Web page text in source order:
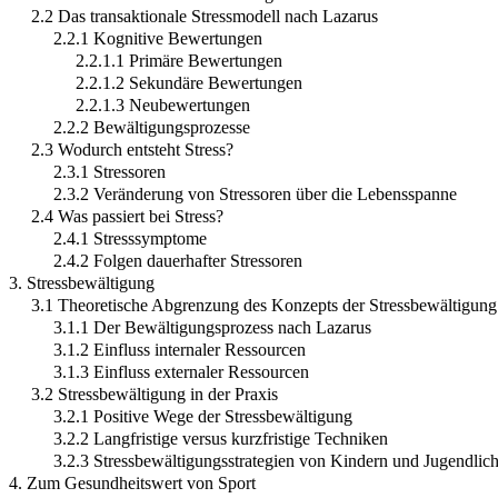
2.2 Das transaktionale Stressmodell nach Lazarus
2.2.1 Kognitive Bewertungen
2.2.1.1 Primäre Bewertungen
2.2.1.2 Sekundäre Bewertungen
2.2.1.3 Neubewertungen
2.2.2 Bewältigungsprozesse
2.3 Wodurch entsteht Stress?
2.3.1 Stressoren
2.3.2 Veränderung von Stressoren über die Lebensspanne
2.4 Was passiert bei Stress?
2.4.1 Stresssymptome
2.4.2 Folgen dauerhafter Stressoren
3. Stressbewältigung
3.1 Theoretische Abgrenzung des Konzepts der Stressbewältigung
3.1.1 Der Bewältigungsprozess nach Lazarus
3.1.2 Einfluss internaler Ressourcen
3.1.3 Einfluss externaler Ressourcen
3.2 Stressbewältigung in der Praxis
3.2.1 Positive Wege der Stressbewältigung
3.2.2 Langfristige versus kurzfristige Techniken
3.2.3 Stressbewältigungsstrategien von Kindern und
4. Zum Gesundheitswert von Sport